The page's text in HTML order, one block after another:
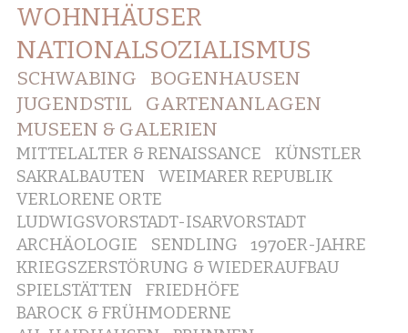
WOHNHÄUSER
NATIONALSOZIALISMUS
SCHWABING
BOGENHAUSEN
JUGENDSTIL
GARTENANLAGEN
MUSEEN & GALERIEN
MITTELALTER & RENAISSANCE
KÜNSTLER
SAKRALBAUTEN
WEIMARER REPUBLIK
VERLORENE ORTE
LUDWIGSVORSTADT-ISARVORSTADT
ARCHÄOLOGIE
SENDLING
1970ER-JAHRE
KRIEGSZERSTÖRUNG & WIEDERAUFBAU
SPIELSTÄTTEN
FRIEDHÖFE
BAROCK & FRÜHMODERNE